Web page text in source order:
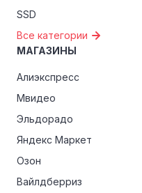
SSD
Все категории
МАГАЗИНЫ
Алиэкспресс
Мвидео
Эльдорадо
Яндекс Маркет
Озон
Вайлдберриз